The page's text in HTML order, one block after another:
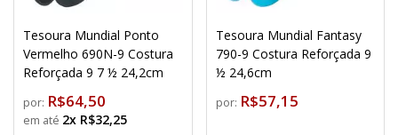
Tesoura Mundial Ponto
Vermelho 690N-9 Costura
Reforçada 9 7 ½ 24,2cm
por: R$64,50
2x R$32,25
Tesoura Mundial Fantasy
790-9 Costura Reforçada 9
½ 24,6cm
por: R$57,15